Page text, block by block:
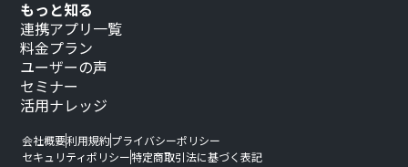
もっと知る
連携アプリ一覧
料金プラン
ユーザーの声
セミナー
活用ナレッジ
会社概要利用規約プライバシーポリシー
セキュリティポリシー特定商取引法に基づく表記